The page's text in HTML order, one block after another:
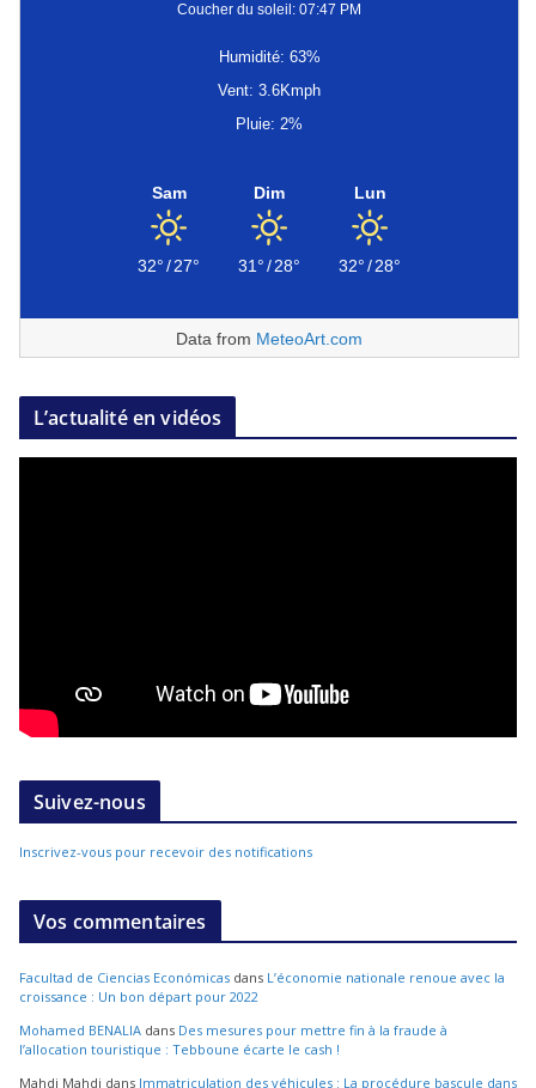
Coucher du soleil: 07:47 PM
Humidité: 63%
Vent: 3.6Kmph
Pluie: 2%
Sam
32°/27°
Dim
31°/28°
Lun
32°/28°
Data from MeteoArt.com
L’actualité en vidéos
Suivez-nous
Inscrivez-vous pour recevoir des notifications
Vos commentaires
Facultad de Ciencias Económicas dans L’économie nationale renoue avec la
croissance : Un bon départ pour 2022
Mohamed BENALIA dans Des mesures pour mettre fin à la fraude à
l’allocation touristique : Tebboune écarte le cash !
Mahdi Mahdi dans Immatriculation des véhicules : La procédure bascule dans